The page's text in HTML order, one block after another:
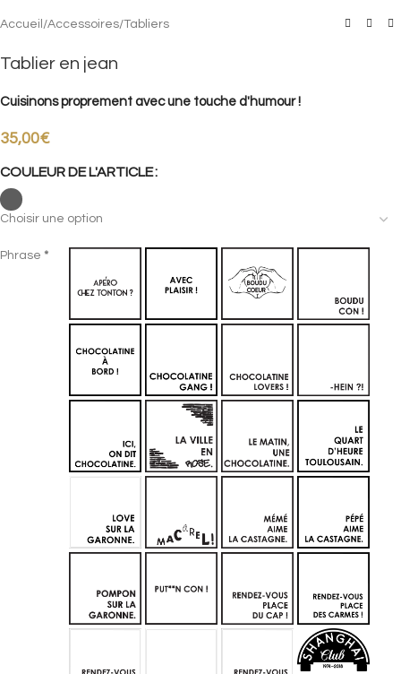
Accueil /Accessoires/Tabliers
Tablier en jean
Cuisinons proprement avec une touche d'humour !
35,00€
COULEUR DE L'ARTICLE
Section
Phrase *